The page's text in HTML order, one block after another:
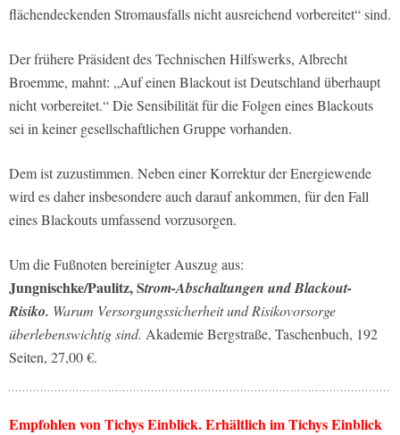
flächendeckenden Stromausfalls nicht ausreichend vorbereitet“ sind.
Der frühere Präsident des Technischen Hilfswerks, Albrecht
Broemme, mahnt: „Auf einen Blackout ist Deutschland überhaupt
nicht vorbereitet.“ Die Sensibilität für die Folgen eines Blackouts
sei in keiner gesellschaftlichen Gruppe vorhanden.
Dem ist zuzustimmen. Neben einer Korrektur der Energiewende
wird es daher insbesondere auch darauf ankommen, für den Fall
eines Blackouts umfassend vorzusorgen.
Um die Fußnoten bereinigter Auszug aus:
Jungnischke/Paulitz, Strom-Abschaltungen und Blackout-
Risiko. Warum Versorgungssicherheit und Risikovorsorge
überlebenswichtig sind. Akademie Bergstraße, Taschenbuch, 192
Seiten, 27,00 €.
Empfohlen von Tichys Einblick. Erhältlich im Tichys Einblick